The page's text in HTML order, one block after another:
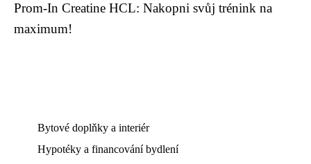
Prom-In Creatine HCL: Nakopni svůj trénink na
maximum!
Bytové doplňky a interiér
Hypotéky a financování bydlení